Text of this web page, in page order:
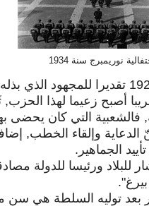
نوريمبرج سنة 1934
إنضم هتلر للحزب النازي سنة 1920 تقديرا
التي كان يحضى
الدعاية وإلقاء الخطب,
الجماهير.
كمستشار للبلاد ورئيسا للدولة
بعد توليه السلطة هي